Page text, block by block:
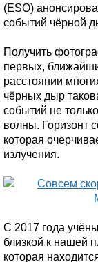
(ESO)
событий чёрной
Получить
первых,
расстоянии
чёрных дыр
событий не
волны. Горизонт
которая
излучения.
С 2017 года
близкой к нашей
которая